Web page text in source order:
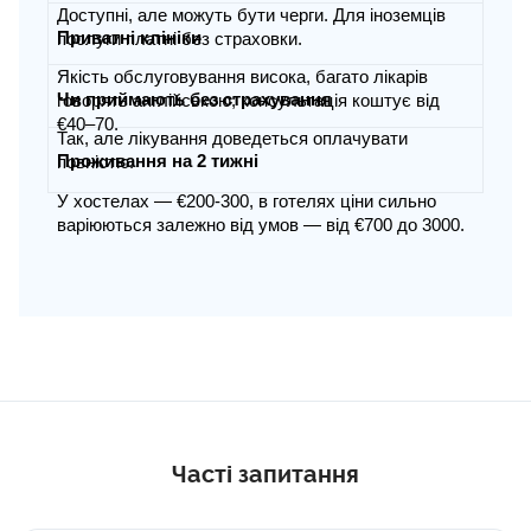
Доступні, але можуть бути черги. Для іноземців
послуги платні без страховки.
Приватні клініки
Якість обслуговування висока, багато лікарів
говорять англійською; консультація коштує від
€40–70.
Чи приймають без страхування
Так, але лікування доведеться оплачувати
повністю.
Проживання на 2 тижні
У хостелах — €200-300, в готелях ціни сильно
варіюються залежно від умов — від €700 до 3000.
Часті запитання